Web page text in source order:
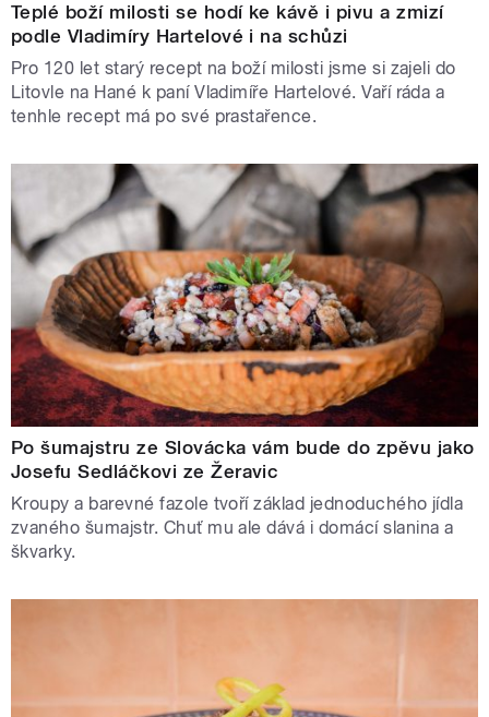
Teplé boží milosti se hodí ke kávě i pivu a zmizí
podle Vladimíry Hartelové i na schůzi
Pro 120 let starý recept na boží milosti jsme si zajeli do
Litovle na Hané k paní Vladimíře Hartelové. Vaří ráda a
tenhle recept má po své prastařence.
Po šumajstru ze Slovácka vám bude do zpěvu jako
Josefu Sedláčkovi ze Žeravic
Kroupy a barevné fazole tvoří základ jednoduchého jídla
zvaného šumajstr. Chuť mu ale dává i domácí slanina a
škvarky.